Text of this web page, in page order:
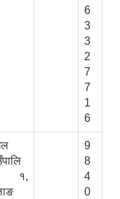
6
3
3
2
7
7
1
6
१,
9
8
4
0